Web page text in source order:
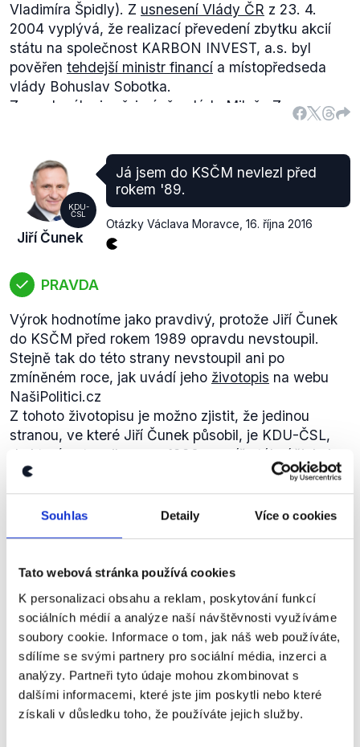
Souhlas Detaily Více o cookies
Tato webová stránka používá cookies
K personalizaci obsahu a reklam, poskytování funkcí
sociálních médií a analýze naší návštěvnosti využíváme
soubory cookie. Informace o tom, jak náš web používáte,
sdílíme se svými partnery pro sociální média, inzerci a
analýzy. Partneři tyto údaje mohou zkombinovat s
dalšími informacemi, které jste jim poskytli nebo které
získali v důsledku toho, že používáte jejich služby.
Vladimíra Špidly). Z usnesení Vlády ČR z 23. 4.
2004 vyplývá, že realizací převedení zbytku akcií
státu na společnost KARBON INVEST, a.s. byl
pověřen tehdejší ministr financí a místopředseda
vlády Bohuslav Sobotka.
Z uvedeného je zřejmé, že vládu Miloše Zemana
nelze explicitně označit za tvůrce smlouvy, kterou
realizoval ministr financí a místopředseda vlády
Vladimíra Špidly Bohuslav Sobotka.
Kauzaprivatizace OKD je značně komplikovaná a
řeší se soudní cestou. V roli obžalovaných jsou
znalci z Fondu národního majetku (na základě jejich
se vyjednávalo se společností KARBON INVEST,
a.s), kteří měli dle obžaloby ocenit státní majetek
OKD nesprávně a nevěrohodně. V důsledku toho
měla státu vzniknout miliardová škoda.
Zásadním problémem kauzy je právě posudek osob
z Fondu národního majetku, který podle tvrzení
obžaloby nesprávně ocenil celkovou hodnotu
společnosti OKD, protože do ocenění nezahrnul
dceřiné firmy OKD. Na základě tohoto posudku
získala společnost KARBON INVEST, a.s. OKD za
4,1 miliardy Kč. Skutečná hodnota však činila
nejméně 9,8 miliardy Kč.
Kauzu dlouhodobě sledují a mapují také
bytů RPG.
KDU-
ČSL
Jiří Čunek
Já jsem do KSČM nevlezl před
rokem '89.
Otázky Václava Moravce 16. října 2016
PRAVDA
Výrok hodnotíme jako pravdivý, protože Jiří Čunek
do KSČM před rokem 1989 opravdu nevstoupil.
Stejně tak do této strany nevstoupil ani po
zmíněném roce, jak uvádí jeho životopis na webu
NašiPolitici.cz
Z tohoto životopisu je možno zjistit, že jedinou
stranou, ve které Jiří Čunek působil, je KDU-ČSL,
do které vstoupil v roce 1990 a v níž stále účinkuje.
KDU-
Jiří Čunek
To zasedání zastupitelstva může
listopadu.
Otázky Václava Moravce,
PRAVDA
Na základě platné legislativy bude ustavující
zastupitelstvo kraje svoláno v týdnu 31. října-4.